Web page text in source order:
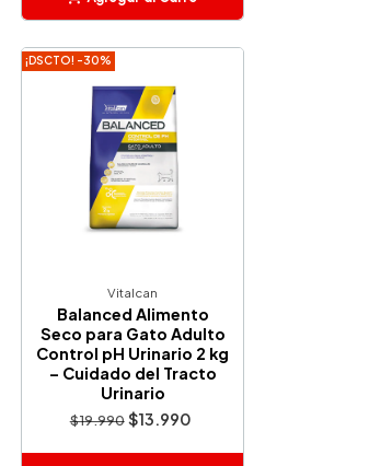
¡DSCTO! -30%
Vitalcan
Balanced Alimento
Seco para Gato Adulto
Control pH Urinario 2 kg
– Cuidado del Tracto
Urinario
$19.990 $13.990